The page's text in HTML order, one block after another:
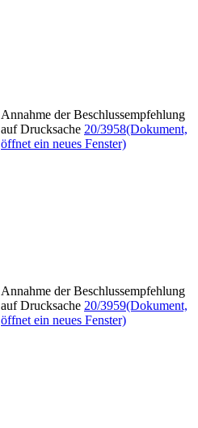
Annahme der Beschlussempfehlung
auf Drucksache 20/3958(Dokument,
öffnet ein neues Fenster)
Annahme der Beschlussempfehlung
auf Drucksache 20/3959(Dokument,
öffnet ein neues Fenster)